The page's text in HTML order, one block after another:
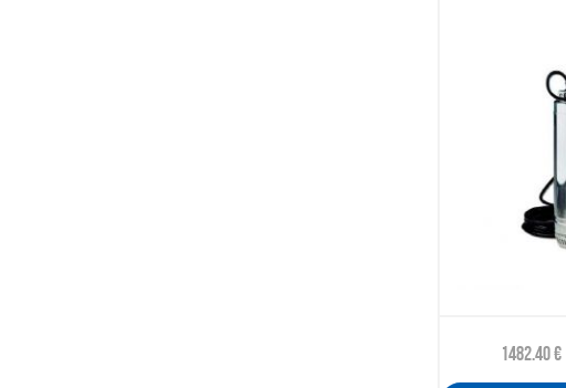
1482.40€